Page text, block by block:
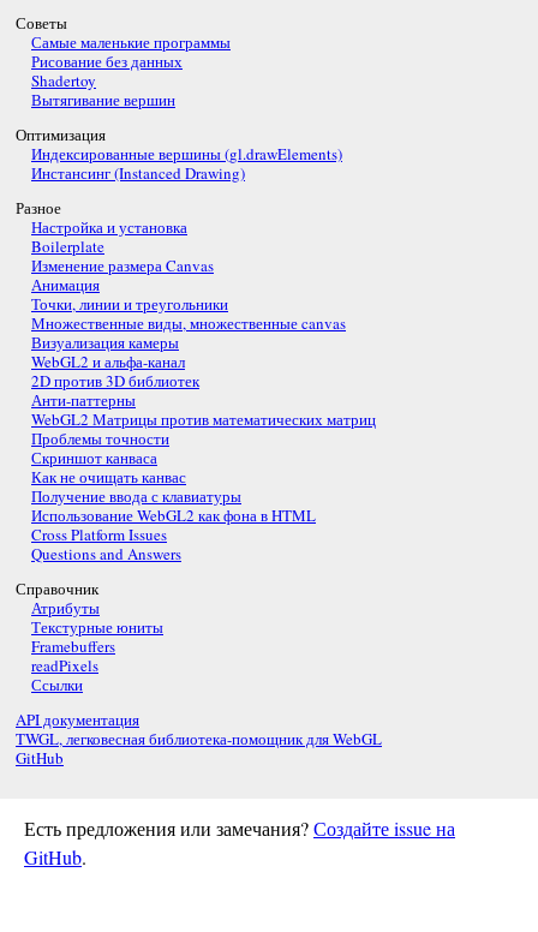
Советы
Самые маленькие программы
Рисование без данных
Shadertoy
Вытягивание вершин
Оптимизация
Индексированные вершины (gl.drawElements)
Инстансинг (Instanced Drawing)
Разное
Настройка и установка
Boilerplate
Изменение размера Canvas
Анимация
Точки, линии и треугольники
Множественные виды, множественные canvas
Визуализация камеры
WebGL2 и альфа-канал
2D против 3D библиотек
Анти-паттерны
WebGL2 Матрицы против математических матриц
Проблемы точности
Скриншот канваса
Как не очищать канвас
Получение ввода с клавиатуры
Использование WebGL2 как фона в HTML
Cross Platform Issues
Questions and Answers
Справочник
Атрибуты
Текстурные юниты
Framebuffers
readPixels
Ссылки
API документация
TWGL, легковесная библиотека-помощник для WebGL
GitHub
Есть предложения или замечания?Создайте issue на
GitHub.